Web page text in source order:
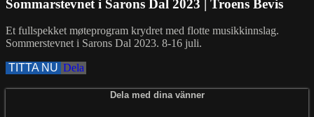
Sommarstevnet i Sarons Dal 2023 | Troens Bevis
Et fullspekket møteprogram krydret med flotte musikkinnslag.
Sommerstevnet i Sarons Dal 2023. 8-16 juli.